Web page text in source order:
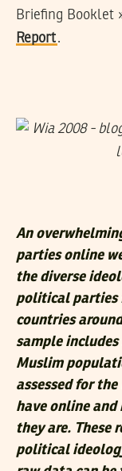
Briefing Booklet
Report.
An
parties online
the diverse
political parties
countries
sample
Muslim
assessed for
have online
they are. These
political